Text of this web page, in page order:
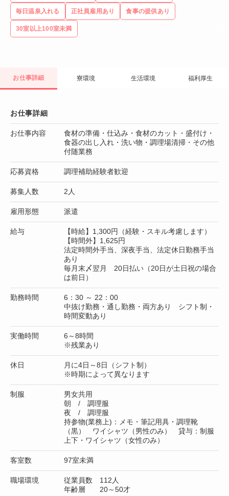
毎日温泉入れる 正社員雇用あり 食事の提供あり
30室以上100室未満
お仕事詳細 寮環境 生活環境 福利厚生
お仕事詳細
お仕事内容
食材の準備・仕込み・食材のカット・盛付け・
食器の出し入れ・洗い物・調理場清掃・その他
付随業務
応募資格 調理補助経験者歓迎
募集人数 2人
雇用形態 派遣
給与
【時給】1,300円（経験・スキル考慮します）
【時間外】1,625円
法定時間外手当、深夜手当、法定休日勤務手当
あり
毎月末〆翌月 20日払い（20日が土日祝の場合
は前日）
勤務時間
6：30 ～ 22：00
中抜け勤務・通し勤務・両方あり シフト制・
時間変動あり
実働時間
6～8時間
※残業あり
休日
月に4日～8日（シフト制）
※時期によって異なります
制服
男女共用
朝 / 調理服
夜 / 調理服
持参物(業務上)：メモ・筆記用具・調理靴
（黒） ワイシャツ（男性のみ） 貸与：制服
上下・ワイシャツ（女性のみ）
客室数 97室未満
職場環境
従業員数 112人
年齢層 20～50才